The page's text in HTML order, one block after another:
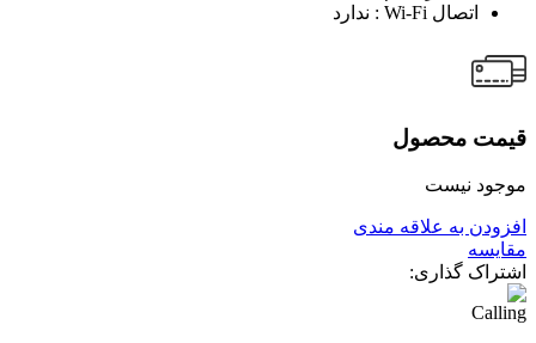
اتصال Wi-Fi : ندارد
قیمت محصول
موجود نیست
افزودن به علاقه مندی
مقایسه
اشتراک گذاری: